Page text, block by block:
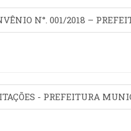
N°. 001/2018 –
- PREFEITURA